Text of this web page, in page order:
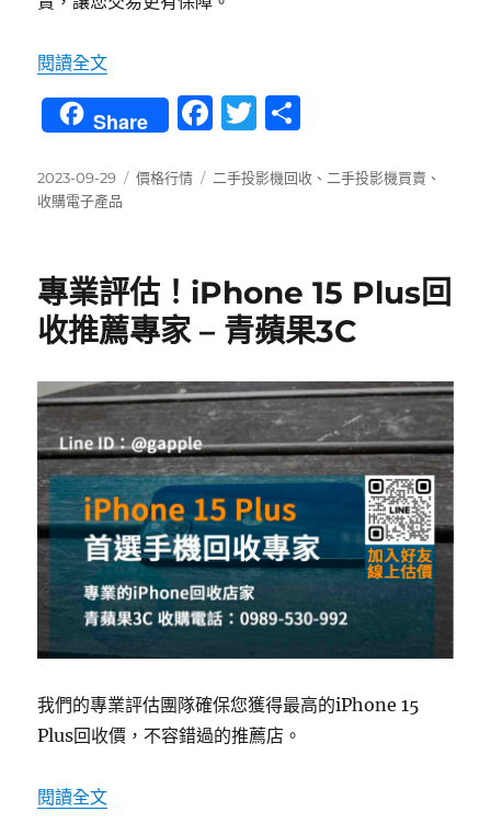
閱讀全文〈高價回收二手投影機 – 台中、台南、高雄專業
Share
F
c
o
o
k
T
it
發
佈
2023-09-29
分
價格行情
標
二手投影機回收 、 二手投影機買賣 、
收購電子產品
專業評估！iPhone 15 Plus回
收推薦專家 – 青蘋果3C
我們的專業評估團隊確保您獲得最高的iPhone 15
Plus回收價，不容錯過的推薦店。
閱讀全文〈專業評估！iPhone 15 Plus回收推薦專家 – 青